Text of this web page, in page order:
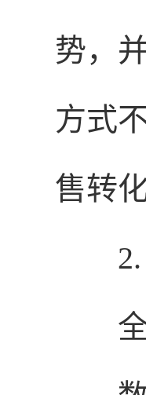
势，
方式
售转